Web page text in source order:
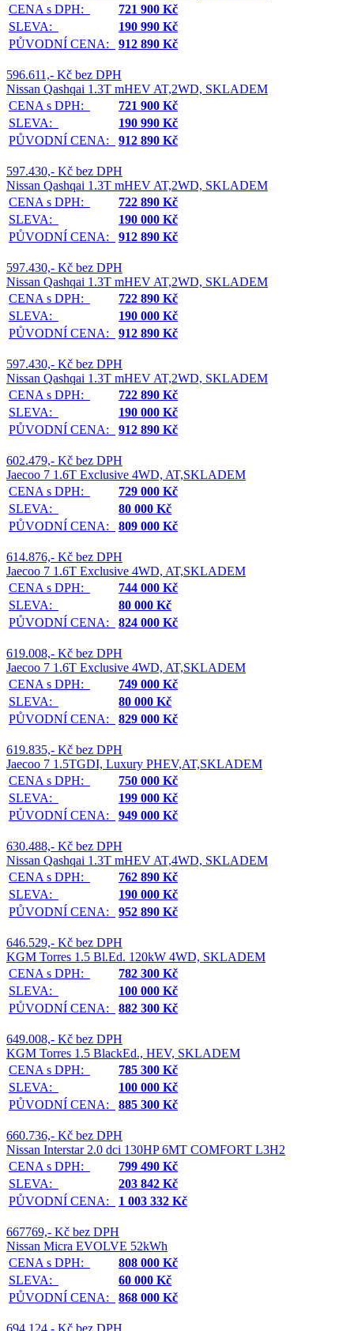
CENA s DPH:
721 900 Kč
SLEVA:
190 990 Kč
PŮVODNÍ CENA:
912 890 Kč
596.611,- Kč bez DPH
Nissan Qashqai 1.3T mHEV AT,2WD, SKLADEM
CENA s DPH:
721 900 Kč
SLEVA:
190 990 Kč
PŮVODNÍ CENA:
912 890 Kč
597.430,- Kč bez DPH
Nissan Qashqai 1.3T mHEV AT,2WD, SKLADEM
CENA s DPH:
722 890 Kč
SLEVA:
190 000 Kč
PŮVODNÍ CENA:
912 890 Kč
597.430,- Kč bez DPH
Nissan Qashqai 1.3T mHEV AT,2WD, SKLADEM
CENA s DPH:
722 890 Kč
SLEVA:
190 000 Kč
PŮVODNÍ CENA:
912 890 Kč
597.430,- Kč bez DPH
Nissan Qashqai 1.3T mHEV AT,2WD, SKLADEM
CENA s DPH:
722 890 Kč
SLEVA:
190 000 Kč
PŮVODNÍ CENA:
912 890 Kč
602.479,- Kč bez DPH
Jaecoo 7 1.6T Exclusive 4WD, AT,SKLADEM
CENA s DPH:
729 000 Kč
SLEVA:
80 000 Kč
PŮVODNÍ CENA:
809 000 Kč
614.876,- Kč bez DPH
Jaecoo 7 1.6T Exclusive 4WD, AT,SKLADEM
CENA s DPH:
744 000 Kč
SLEVA:
80 000 Kč
PŮVODNÍ CENA:
824 000 Kč
619.008,- Kč bez DPH
Jaecoo 7 1.6T Exclusive 4WD, AT,SKLADEM
CENA s DPH:
749 000 Kč
SLEVA:
80 000 Kč
PŮVODNÍ CENA:
829 000 Kč
619.835,- Kč bez DPH
Jaecoo 7 1.5TGDI, Luxury PHEV,AT,SKLADEM
CENA s DPH:
750 000 Kč
SLEVA:
199 000 Kč
PŮVODNÍ CENA:
949 000 Kč
630.488,- Kč bez DPH
Nissan Qashqai 1.3T mHEV AT,4WD, SKLADEM
CENA s DPH:
762 890 Kč
SLEVA:
190 000 Kč
PŮVODNÍ CENA:
952 890 Kč
646.529,- Kč bez DPH
KGM Torres 1.5 Bl.Ed. 120kW 4WD, SKLADEM
CENA s DPH:
782 300 Kč
SLEVA:
100 000 Kč
PŮVODNÍ CENA:
882 300 Kč
649.008,- Kč bez DPH
KGM Torres 1.5 BlackEd., HEV, SKLADEM
CENA s DPH:
785 300 Kč
SLEVA:
100 000 Kč
PŮVODNÍ CENA:
885 300 Kč
660.736,- Kč bez DPH
Nissan Interstar 2.0 dci 130HP 6MT COMFORT L3H2
CENA s DPH:
799 490 Kč
SLEVA:
203 842 Kč
PŮVODNÍ CENA:
1 003 332 Kč
667769,- Kč bez DPH
Nissan Micra EVOLVE 52kWh
CENA s DPH:
808 000 Kč
SLEVA:
60 000 Kč
PŮVODNÍ CENA:
868 000 Kč
694.124,- Kč bez DPH